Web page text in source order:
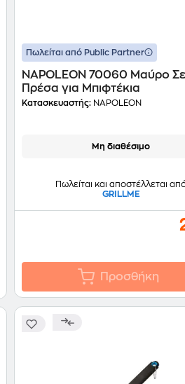
Πωλείται από Public Partner
NAPOLEON 70060 Μαύρο
Πρέσα για Μπιφτέκια
Κατασκευαστής: NAPOLEON
Μη διαθέσιμο
Πωλείται και αποστέλλεται
GRILLME
Προσθήκη